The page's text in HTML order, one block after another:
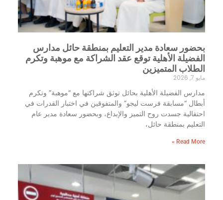
بحضور سعادة مدير التعليم بمنطقة حائل مدارس
الفضيلة الأهلية توقع عقد الشراكة مع موهبة وتكرم
الطلاب المتميزين
مايو 7, 2026
مدارس الفضيلة الأهلية بحائل توثق شراكتها مع “موهبة” وتكرم
أبطال “مسابقة فرست ليجو” والمتفوقين في اختبار القدرات في
احتفالية جسدت روح التميز والإبداع، وبحضور سعادة مدير عام
التعليم بمنطقة حائل،
Read More »